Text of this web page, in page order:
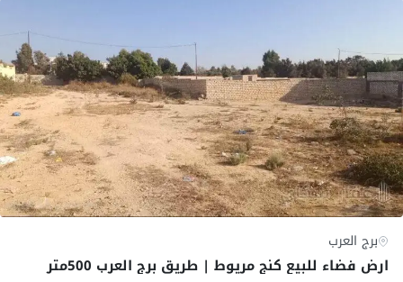
برج العرب
ارض فضاء للبيع كنج مريوط | طريق برج العرب 500متر